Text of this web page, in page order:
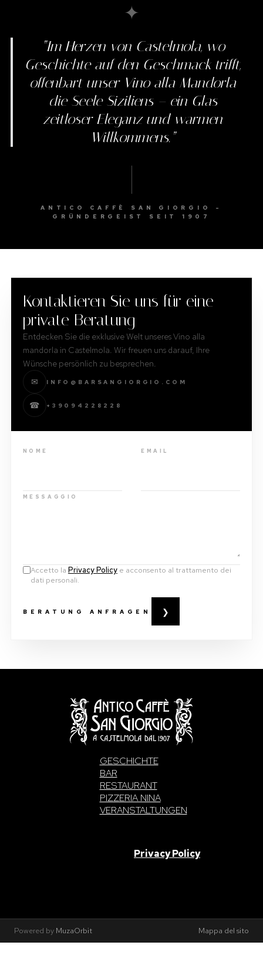
✦
“Im Herzen von Castelmola, wo
Geschichte auf den Geschmack trifft,
offenbart unser Vino alla Mandorla
die Seele Siziliens – ein Glas
zeitloser Eleganz und warmen
Willkommens.”
ANTICO CAFFÈ SAN GIORGIO –
GRÜNDERGEIST SEIT 1907
Kontaktieren Sie uns für eine
private Beratung
Entdecken Sie die exklusive Welt unseres Vino alla
mandorla in Castelmola. Wir freuen uns darauf, Ihre
Wünsche persönlich zu besprechen.
✉ INFO@BARSANGIORGIO.COM
☎ +39094228228
NOME EMAIL
MESSAGGIO
Accetto la Privacy Policye acconsento al trattamento dei
dati personali.
BERATUNG ANFRAGEN ❯
GESCHICHTE
BAR
RESTAURANT
PIZZERIA NINA
VERANSTALTUNGEN
Privacy Policy
Powered by MuzaOrbit Mappa del sito